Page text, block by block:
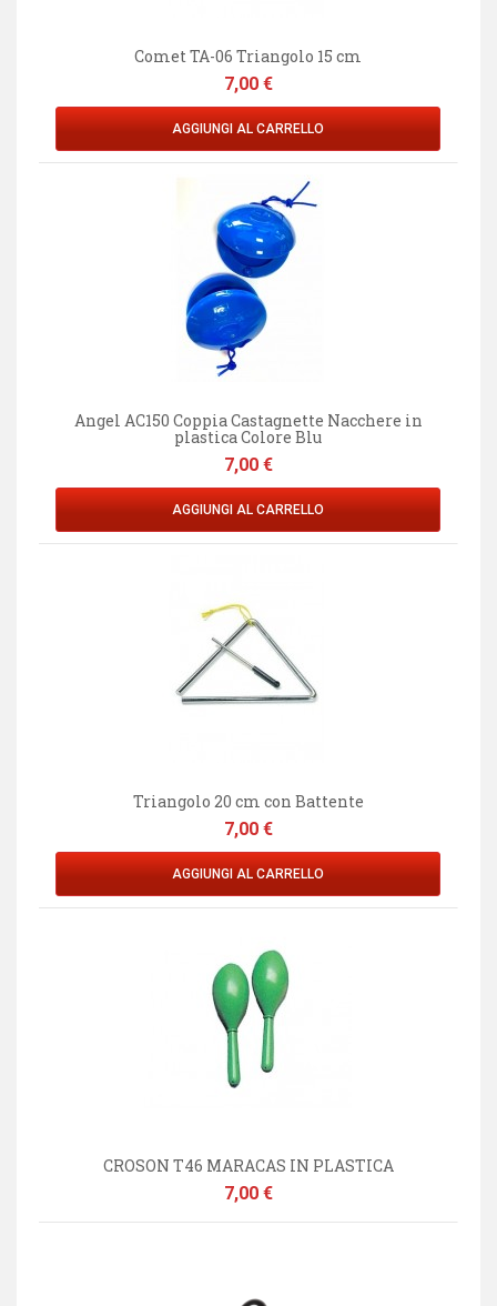
Comet TA-06 Triangolo 15 cm
Prezzo
7,00 €
AGGIUNGI AL CARRELLO
Angel AC150 Coppia Castagnette Nacchere in
plastica Colore Blu
Prezzo
7,00 €
AGGIUNGI AL CARRELLO
Triangolo 20 cm con Battente
Prezzo
7,00 €
AGGIUNGI AL CARRELLO
CROSON T46 MARACAS IN PLASTICA
Prezzo
7,00 €